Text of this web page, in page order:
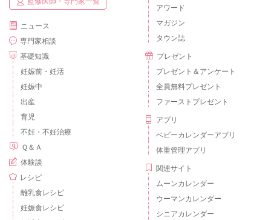
ニュース
専門家相談
基礎知識
妊娠前・妊活
妊娠中
出産
育児
不妊・不妊治療
Ｑ＆Ａ
体験談
レシピ
離乳食レシピ
妊娠食レシピ
アワード
マガジン
タウン誌
プレゼント
プレゼント＆アンケート
全員無料プレゼント
ファーストプレゼント
アプリ
ベビーカレンダーアプリ
体重管理アプリ
関連サイト
ムーンカレンダー
ウーマンカレンダー
シニアカレンダー